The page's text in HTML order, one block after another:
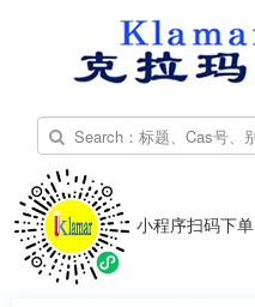
小程序扫码下单